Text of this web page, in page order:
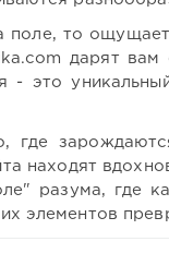
поле, то
дарят
- это
где
находят
разума, где
элементов